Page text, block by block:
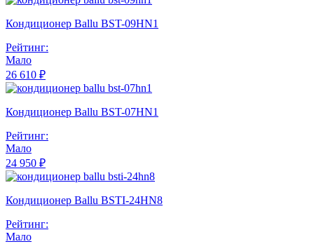
Кондиционер Ballu BST-09HN1
Рейтинг:
Мало
26 610 ₽
Кондиционер Ballu BST-07HN1
Рейтинг:
Мало
24 950 ₽
Кондиционер Ballu BSTI-24HN8
Рейтинг:
Мало